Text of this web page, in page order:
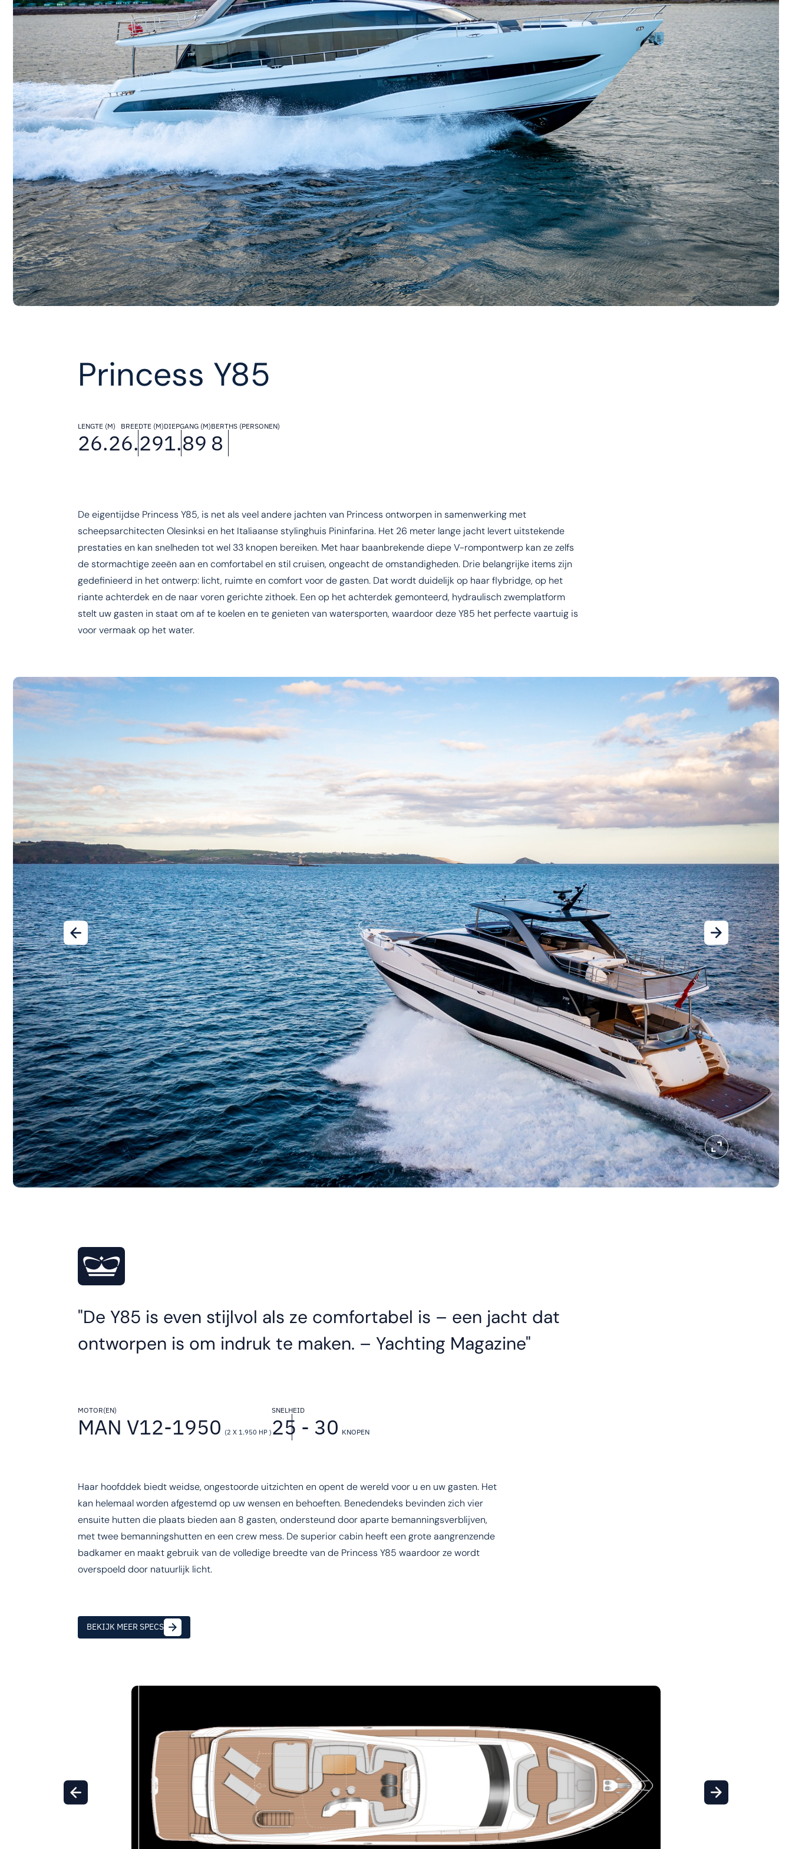
Princess Y85
LENGTE (M)
26.2
BREEDTE (M)
6.29
DIEPGANG (M)
1.89
BERTHS (PERSONEN)
8
De eigentijdse Princess Y85, is net als veel andere jachten van Princess ontworpen in samenwerking met
scheepsarchitecten Olesinksi en het Italiaanse stylinghuis Pininfarina. Het 26 meter lange jacht levert uitstekende
prestaties en kan snelheden tot wel 33 knopen bereiken. Met haar baanbrekende diepe V-rompontwerp kan ze zelfs
de stormachtige zeeën aan en comfortabel en stil cruisen, ongeacht de omstandigheden. Drie belangrijke items zijn
gedefinieerd in het ontwerp: licht, ruimte en comfort voor de gasten. Dat wordt duidelijk op haar flybridge, op het
riante achterdek en de naar voren gerichte zithoek. Een op het achterdek gemonteerd, hydraulisch zwemplatform
stelt uw gasten in staat om af te koelen en te genieten van watersporten, waardoor deze Y85 het perfecte vaartuig is
voor vermaak op het water.
De Y85 is even stijlvol als ze comfortabel is – een jacht dat
ontworpen is om indruk te maken. – Yachting Magazine
MOTOR(EN)
MAN V12-1950 (2 X 1.950 HP )
SNELHEID
25 - 30 KNOPEN
Haar hoofddek biedt weidse, ongestoorde uitzichten en opent de wereld voor u en uw gasten. Het
kan helemaal worden afgestemd op uw wensen en behoeften. Benedendeks bevinden zich vier
ensuite hutten die plaats bieden aan 8 gasten, ondersteund door aparte bemanningsverblijven,
met twee bemanningshutten en een crew mess. De superior cabin heeft een grote aangrenzende
badkamer en maakt gebruik van de volledige breedte van de Princess Y85 waardoor ze wordt
overspoeld door natuurlijk licht.
BEKIJK MEER SPECS